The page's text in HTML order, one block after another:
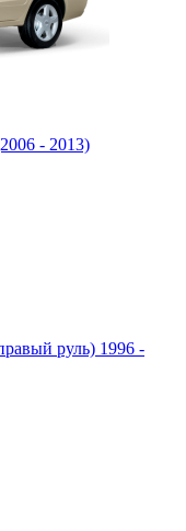
- 2013)
руль) 1996 -